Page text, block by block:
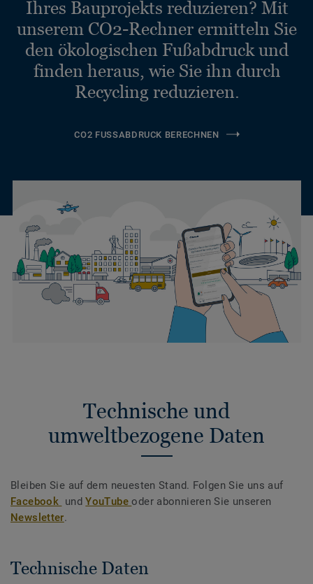
Ihres Bauprojekts reduzieren? Mit
unserem CO2-Rechner ermitteln Sie
den ökologischen Fußabdruck und
finden heraus, wie Sie ihn durch
Recycling reduzieren.
CO2 FUSSABDRUCK BERECHNEN
Technische und
umweltbezogene Daten
Bleiben Sie auf dem neuesten Stand. Folgen Sie uns auf
Facebook undYouTubeoder abonnieren Sie unseren
Newsletter.
Technische Daten